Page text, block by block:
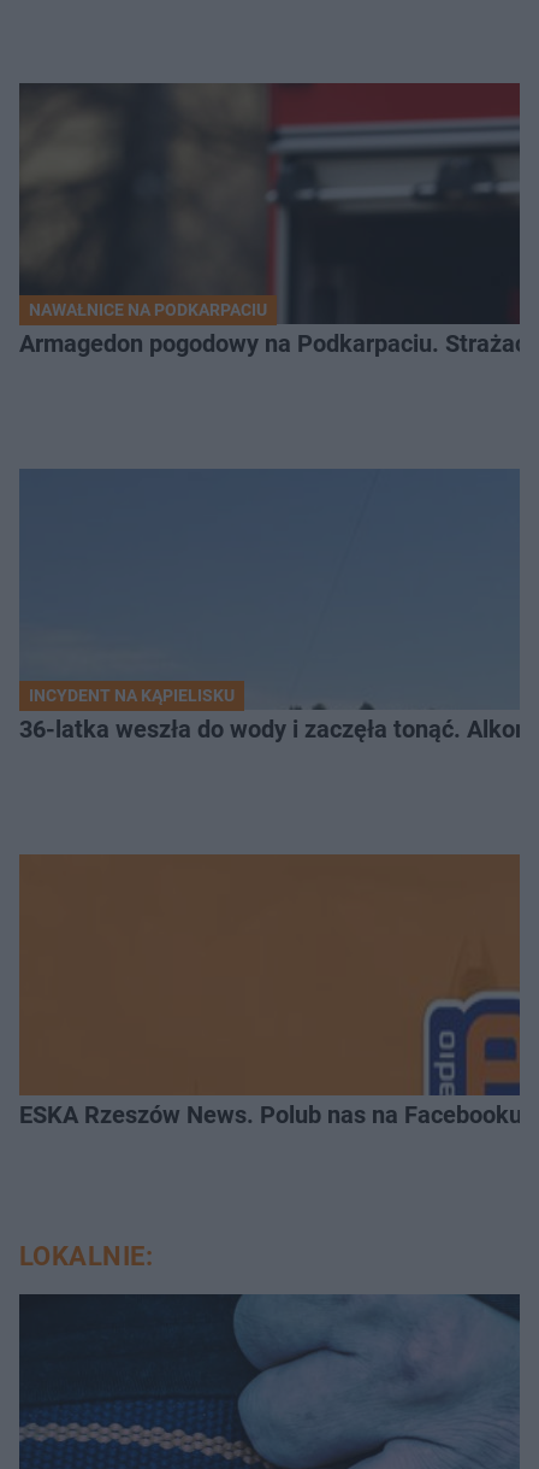
NAWAŁNICE NA PODKARPACIU
Armagedon pogodowy na Podkarpaciu.
INCYDENT NA KĄPIELISKU
36-latka weszła do wody i zaczęła tonąć.
ESKA Rzeszów News. Polub nas na Facebooku!
LOKALNIE: